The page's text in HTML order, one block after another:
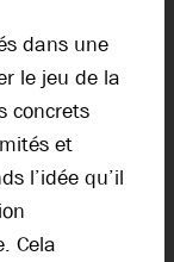
dans une
le jeu de la
concrets
et
l’idée qu’il
Cela